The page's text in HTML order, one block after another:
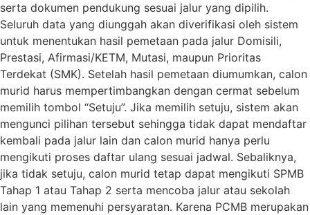
serta dokumen pendukung sesuai jalur yang dipilih.
Seluruh data yang diunggah akan diverifikasi oleh sistem
untuk menentukan hasil pemetaan pada jalur Domisili,
Prestasi, Afirmasi/KETM, Mutasi, maupun Prioritas
Terdekat (SMK). Setelah hasil pemetaan diumumkan, calon
murid harus mempertimbangkan dengan cermat sebelum
memilih tombol “Setuju”. Jika memilih setuju, sistem akan
mengunci pilihan tersebut sehingga tidak dapat mendaftar
kembali pada jalur lain dan calon murid hanya perlu
mengikuti proses daftar ulang sesuai jadwal. Sebaliknya,
jika tidak setuju, calon murid tetap dapat mengikuti SPMB
Tahap 1 atau Tahap 2 serta mencoba jalur atau sekolah
lain yang memenuhi persyaratan. Karena PCMB merupakan